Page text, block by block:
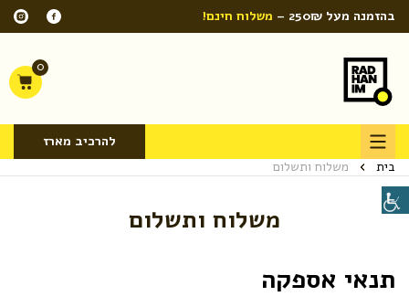
בהזמנה מעל 250₪ – משלוח חינם!
0
להרכיב מארז
בית
משלוח ותשלום
משלוח ותשלום
תנאי אספקה